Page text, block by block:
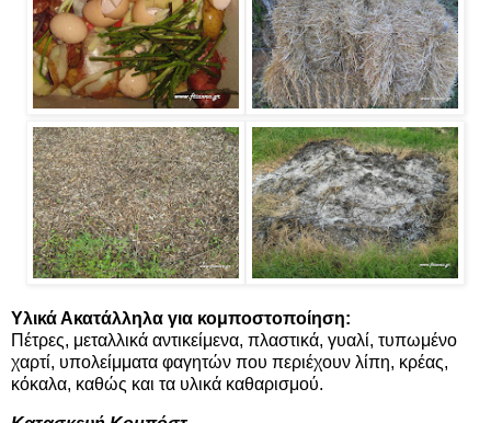
Υλικά Ακατάλληλα για κομποστοποίηση:
Πέτρες, μεταλλικά αντικείμενα, πλαστικά, γυαλί, τυπωμένο
χαρτί, υπολείμματα φαγητών που περιέχουν λίπη, κρέας,
κόκαλα, καθώς και τα υλικά καθαρισμού.